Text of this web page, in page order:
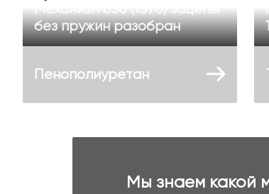
Механизм 650 (1370) зацепы
без пружин разобран
Пенополиуретан
Мы знаем какой